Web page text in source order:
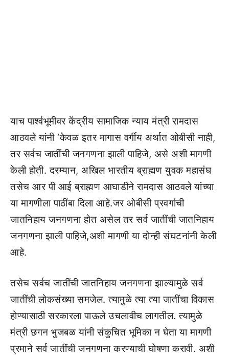
याच पार्श्वभूमीवर केंद्रीय सामाजिक न्याय मंत्री रामदास
आठवले यांनी ‘केवळ इतर मागास वर्गीय अर्थात ओबीसी नाही,
तर सर्वच जातींची जनगणना झाली पाहिजे, असे अशी मागणी
केली होती. दरम्यान, अखिल भारतीय ब्राह्मण युवक महासंघ
तसेच आर पी आई ब्राह्मण आघाडीने रामदास आठवले यांच्या
या मागणीला पाठींबा दिला आहे.जर ओबीसी प्रवर्गाची
जातनिहाय जनगणना होत असेल तर सर्व जातींची जातनिहाय
जनगणना झाली पाहिजे,अशी मागणी या दोन्ही संघटनांनी केली
आहे.
तसेच सर्वच जातींची जातनिहाय जनगणना झाल्यामुळे सर्व
जातींची लोकसंख्या समजेल. त्यामुळे त्या त्या जातींचा विकास
होण्यासाठी सरकारला पाऊले उचलावीच लागतील. त्यामुळे
मंत्री छगन भुजबळ यांनी संकुचित भूमिका न घेता या मागणी
प्रमाने सर्व जातींची जनगणना करण्याची घोषणा करावी. अशी